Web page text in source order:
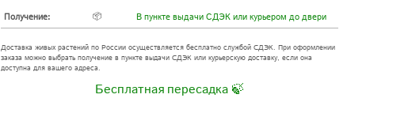
Получение: 📦 В пункте выдачи СДЭК или курьером до двери
Доставка живых растений по России осуществляется бесплатно службой СДЭК. При оформлении
заказа можно выбрать получение в пункте выдачи СДЭК или курьерскую доставку, если она
доступна для вашего адреса.
Бесплатная пересадка 🍃